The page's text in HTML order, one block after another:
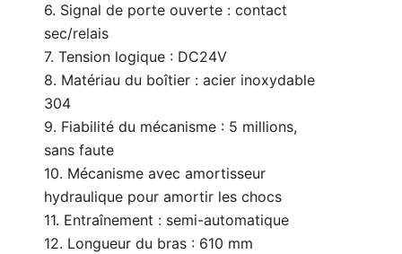
6. Signal de porte ouverte : contact
sec/relais
7. Tension logique : DC24V
8. Matériau du boîtier : acier inoxydable
304
9. Fiabilité du mécanisme : 5 millions,
sans faute
10. Mécanisme avec amortisseur
hydraulique pour amortir les chocs
11. Entraînement : semi-automatique
12. Longueur du bras : 610 mm